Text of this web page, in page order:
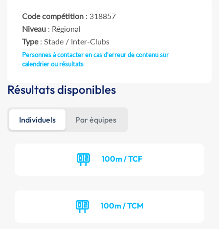
Code compétition : 318857
Niveau : Régional
Type: Stade / Inter-Clubs
Personnes à contacter en cas d'erreur de contenu sur
calendrier ou résultats
Résultats disponibles
Individuels Par équipes
100m / TCF
100m / TCM